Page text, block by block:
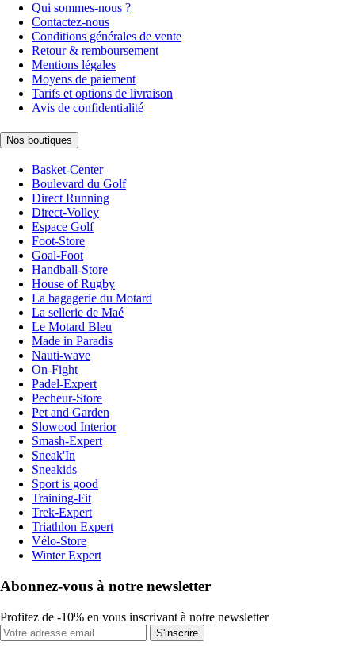
Qui sommes-nous ?
Contactez-nous
Conditions générales de vente
Retour & remboursement
Mentions légales
Moyens de paiement
Tarifs et options de livraison
Avis de confidentialité
Nos boutiques
Basket-Center
Boulevard du Golf
Direct Running
Direct-Volley
Espace Golf
Foot-Store
Goal-Foot
Handball-Store
House of Rugby
La bagagerie du Motard
La sellerie de Maé
Le Motard Bleu
Made in Paradis
Nauti-wave
On-Fight
Padel-Expert
Pecheur-Store
Pet and Garden
Slowood Interior
Smash-Expert
Sneak'In
Sneakids
Sport is good
Training-Fit
Trek-Expert
Triathlon Expert
Vélo-Store
Winter Expert
Abonnez-vous à notre newsletter
Profitez de -10% en vous inscrivant à notre newsletter
S'inscrire